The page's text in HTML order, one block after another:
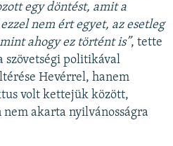
egy döntést, amit a
nem ért egyet, az esetleg
ahogy ez történt is”, tette
szövetségi politikával
Hevérrel, hanem
volt kettejük között,
akarta nyilvánosságra